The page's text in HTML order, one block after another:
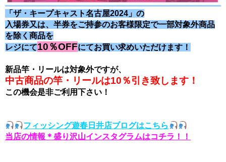
「ザ・キープキャスト名古屋2024」の
入場券又は、 半券をご持参のお客様限定で一部対象外商品
を除く商品を
レジにて10％OFFにてお買い求めいただけます！
新品竿・リールは対象外ですが、
中古商品の竿・リールは10％引き致します！
この機会是非ご利用下さい！
フィッシング遊春日井店ブログはこちら
当店の情報＊盛り沢山インスタグラムはコチラ！！